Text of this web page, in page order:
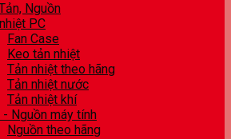
Nguồn
PC
Fan Case
Keo tản nhiệt
Tản nhiệt theo hãng
Tản nhiệt nước
Tản nhiệt khí
- Nguồn máy tính
Nguồn theo hãng